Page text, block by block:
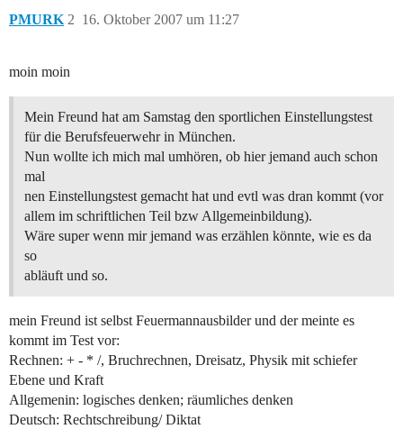
PMURK 16. Oktober 2007 um 11:27
2
moin moin
Mein Freund hat am Samstag den sportlichen Einstellungstest
für die Berufsfeuerwehr in München.
Nun wollte ich mich mal umhören, ob hier jemand auch schon
mal
nen Einstellungstest gemacht hat und evtl was dran kommt (vor
allem im schriftlichen Teil bzw Allgemeinbildung).
Wäre super wenn mir jemand was erzählen könnte, wie es da
so
abläuft und so.
mein Freund ist selbst Feuermannausbilder und der meinte es
kommt im Test vor:
Rechnen: + - * /, Bruchrechnen, Dreisatz, Physik mit schiefer
Ebene und Kraft
Allgemenin: logisches denken; räumliches denken
Deutsch: Rechtschreibung/ Diktat